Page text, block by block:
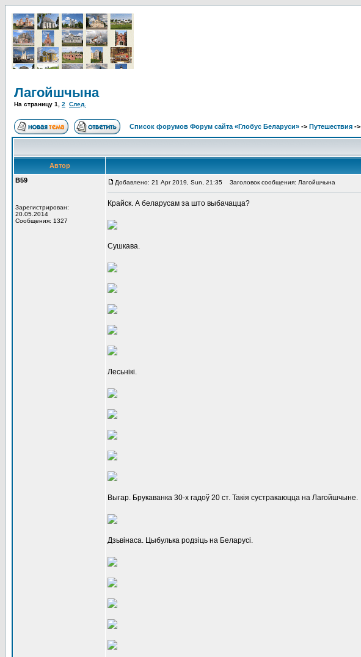
Лагойшчына
На страницу 1 2 След.
Список форумов Форум сайта «Глобус Беларуси» -> Путешествия ->
Автор
В59
Зарегистрирован:
20.05.2014
Сообщения: 1327
Добавлено: 21 Apr 2019, Sun, 21:35 Заголовок сообщения: Лагойшчына
Крайск. А беларусам за што выбачацца?
Сушкава.
Лесьнікі.
Выгар. Брукаванка 30-х гадоў 20 ст. Такія сустракаюцца на Лагойшчыне.
Дзьвінаса. Цыбулька родзіць на Беларусі.